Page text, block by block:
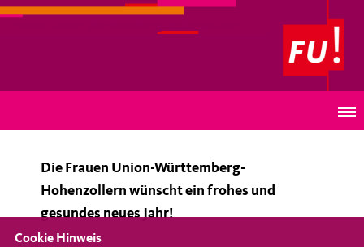
Die Frauen Union-Württemberg-
Hohenzollern wünscht ein frohes und
gesundes neues Jahr!
Cookie Hinweis